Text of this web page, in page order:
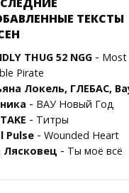
ТЕКСТЫ
THUG 52 NGG - Most
Pirate
Локель, ГЛЕБАС,
- ВАУ Новый Год
- Титры
Pulse - Wounded Heart
Лясковец - Ты моё всё